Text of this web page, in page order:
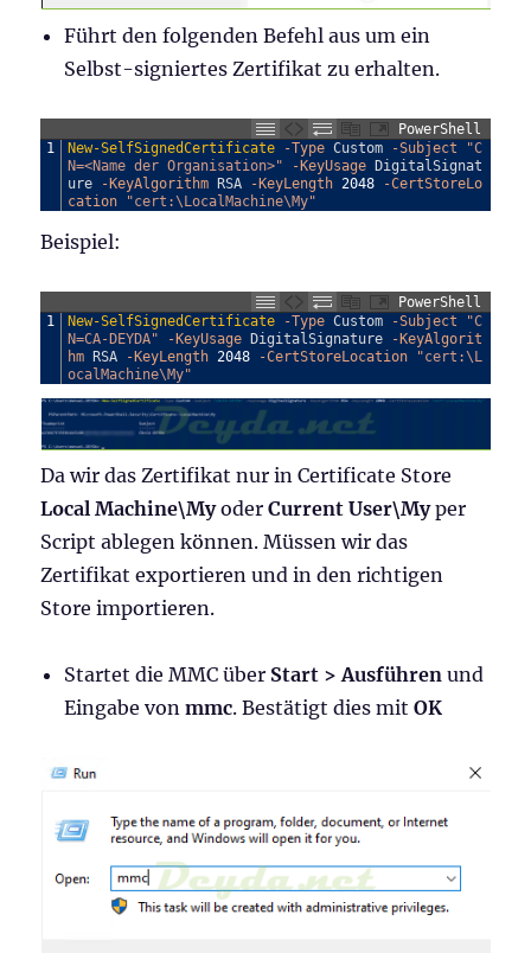
Führt den folgenden Befehl aus um ein
Selbst-signiertes Zertifikat zu erhalten.
PowerShell
1
New-SelfSignedCertificate -Type Custom -Subject
"C
N=<Name der Organisation>"
-KeyUsage DigitalSignat
ure
-KeyAlgorithm RSA -KeyLength 2048
-CertStoreLo
cation
"cert:\LocalMachine\My"
Beispiel:
PowerShell
1
New-SelfSignedCertificate -Type Custom -Subject
"C
N=CA-DEYDA"
-KeyUsage DigitalSignature
-KeyAlgorit
hm RSA -KeyLength 2048 -CertStoreLocation
"cert:\L
ocalMachine\My"
Da wir das Zertifikat nur in Certificate Store
Local Machine\MyoderCurrent User\Myper
Script ablegen können. Müssen wir das
Zertifikat exportieren und in den richtigen
Store importieren.
Startet die MMC über Start > Ausführenund
Eingabe vonmmc. Bestätigt dies mitOK